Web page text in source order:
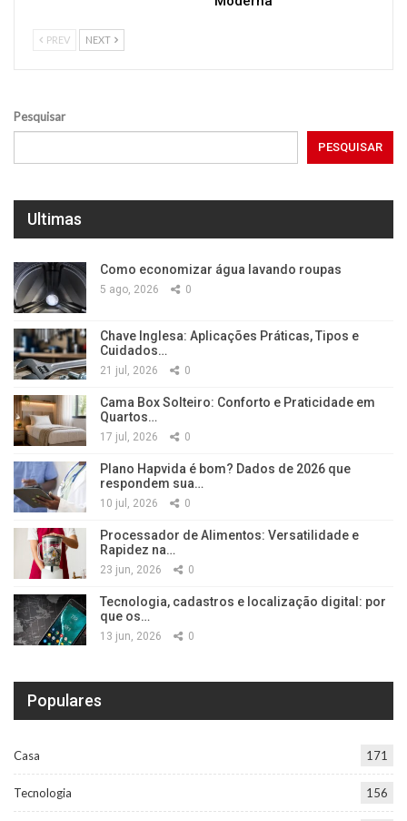
PREV NEXT
Pesquisar
PESQUISAR
Ultimas
Como economizar água lavando roupas
5 ago, 2026 0
Chave Inglesa: Aplicações Práticas, Tipos e
Cuidados…
21 jul, 2026 0
Cama Box Solteiro: Conforto e Praticidade em
Quartos…
17 jul, 2026 0
Plano Hapvida é bom? Dados de 2026 que
respondem sua…
10 jul, 2026 0
Processador de Alimentos: Versatilidade e
Rapidez na…
23 jun, 2026 0
Tecnologia, cadastros e localização digital: por
que os…
13 jun, 2026 0
Populares
Casa 171
Tecnologia 156